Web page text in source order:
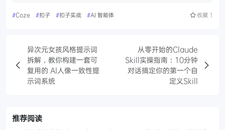
#Coze #扣子 #扣子实战 #AI 智能体 收藏 1
异次元女孩风格提示词
拆解，教你构建一套可
复用的 AI人像一致性提
示词系统
从零开始的Claude
Skill实操指南：10分钟
对话搞定你的第一个自
定义Skill
推荐阅读